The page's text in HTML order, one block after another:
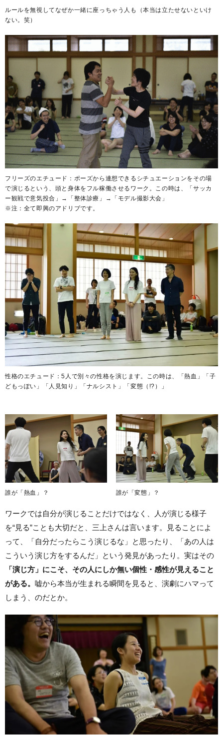
ルールを無視してなぜか一緒に座っちゃう人も（本当は立たせないといけ
ない。笑）
フリーズのエチュード：ポーズから連想できるシチュエーションをその場
で演じるという、頭と身体をフル稼働させるワーク。この時は、「サッカ
ー観戦で意気投合」→「整体診療」→「モデル撮影大会」
※注：全て即興のアドリブです。
性格のエチュード：5人で別々の性格を演じます。この時は、「熱血」「子
どもっぽい」「人見知り」「ナルシスト」「変態（!?）」
誰が「熱血」？ 誰が「変態」？
ワークでは自分が演じることだけではなく、人が演じる様子
を“見る”ことも大切だと、三上さんは言います。見ることによ
って、「自分だったらこう演じるな」と思ったり、「あの人は
こういう演じ方をするんだ」という発見があったり。実はその
「演じ方」にこそ、その人にしか無い個性・感性が見えること
がある。 嘘から本当が生まれる瞬間を見ると、演劇にハマって
しまう、のだとか。